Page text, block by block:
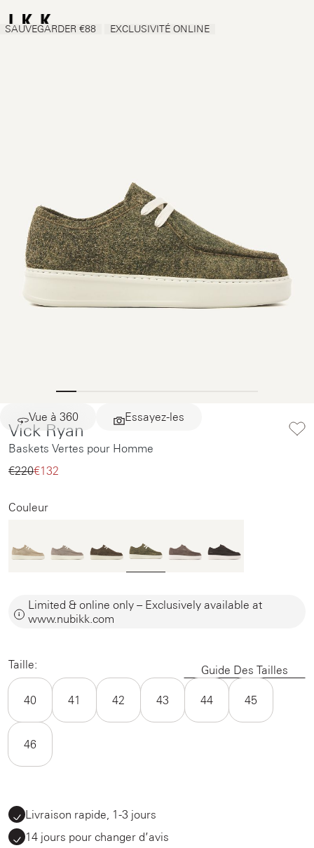
Vue à 360 Essayez-les
SAUVEGARDER €88 EXCLUSIVITÉ ONLINE
Vick Ryan
Baskets Vertes pour Homme
€220‌€132‌
Couleur
Limited & online only – Exclusively available at
www.nubikk.com
Taille: Guide Des Tailles
40 41 42 43 44 45
46
Livraison rapide, 1-3 jours
14 jours pour changer d’avis